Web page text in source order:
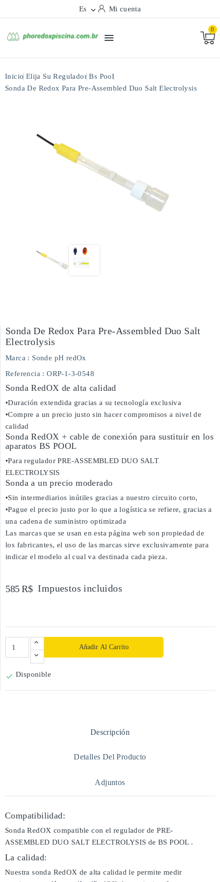
Es  Mi cuenta

0
Inicio Elija Su Regulador Bs Pool
Sonda De Redox Para Pre-Assembled Duo Salt Electrolysis
Sonda De Redox Para Pre-Assembled Duo Salt
Electrolysis
Marca : Sonde pH redOx
Referencia : ORP-1-3-0548
Sonda RedOX de alta calidad
•Duración extendida gracias a su tecnología exclusiva
•Compre a un precio justo sin hacer compromisos a nivel de
calidad
Sonda RedOX + cable de conexión para sustituir en los
aparatos BS POOL
•Para regulador PRE-ASSEMBLED DUO SALT
ELECTROLYSIS
Sonda a un precio moderado
•Sin intermediarios inútiles gracias a nuestro circuito corto,
•Pague el precio justo por lo que a logística se refiere, gracias a
una cadena de suministro optimizada
Las marcas que se usan en esta página web son propiedad de
los fabricantes, el uso de las marcas sirve exclusivamente para
indicar el modelo al cual va destinada cada pieza.
585 R$ Impuestos incluidos
Añadir Al Carrito
 Disponible
Descripción
Detalles Del Producto
Adjuntos
Compatibilidad:
Sonda RedOX compatible con el regulador de PRE-
ASSEMBLED DUO SALT ELECTROLYSIS de BS POOL .
La calidad:
Nuestra sonda RedOX de alta calidad le permite medir